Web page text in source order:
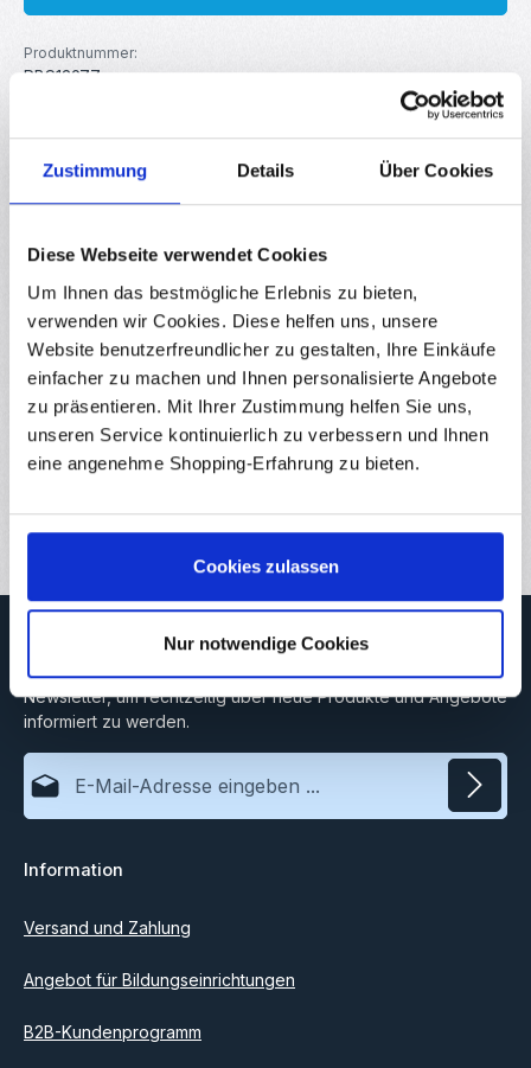
Zustimmung Details Über Cookies
Diese Webseite verwendet Cookies
Um Ihnen das bestmögliche Erlebnis zu bieten,
verwenden wir Cookies. Diese helfen uns, unsere
Website benutzerfreundlicher zu gestalten, Ihre Einkäufe
einfacher zu machen und Ihnen personalisierte Angebote
zu präsentieren. Mit Ihrer Zustimmung helfen Sie uns,
unseren Service kontinuierlich zu verbessern und Ihnen
eine angenehme Shopping-Erfahrung zu bieten.
Cookies zulassen
Nur notwendige Cookies
Produktnummer:
RBS13977
Hersteller:
your droid
Beschreibung
Metallschichtwiderstand für DIY-Elektronik, Robotik, Arduino,
Raspberry Pi uvm. Linearer Festwiderstand mit
Eigenschaften
Hersteller
Downloads
Bewertungen
Abonnieren Sie jetzt unseren regelmäßig erscheinenden
Newsletter, um rechtzeitig über neue Produkte und Angebote
informiert zu werden.
E-Mail-Adresse*
Ich habe dieDatenschutzbestimmungen
einverstanden.
Information
Versand und Zahlung
Angebot für Bildungseinrichtungen
B2B-Kundenprogramm